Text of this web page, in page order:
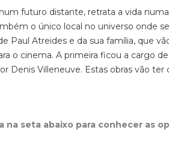
futuro distante, retrata a vida
o único local no universo onde
Paul Atreides e da sua família, que
o cinema. A primeira ficou a cargo
Denis Villeneuve. Estas obras vão
na seta abaixo para conhecer as